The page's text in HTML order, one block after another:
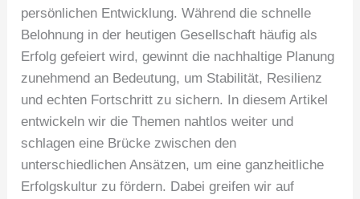
persönlichen Entwicklung. Während die schnelle
Belohnung in der heutigen Gesellschaft häufig als
Erfolg gefeiert wird, gewinnt die nachhaltige Planung
zunehmend an Bedeutung, um Stabilität, Resilienz
und echten Fortschritt zu sichern. In diesem Artikel
entwickeln wir die Themen nahtlos weiter und
schlagen eine Brücke zwischen den
unterschiedlichen Ansätzen, um eine ganzheitliche
Erfolgskultur zu fördern. Dabei greifen wir auf